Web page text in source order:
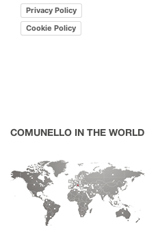
Privacy Policy
Cookie Policy
COMUNELLO IN THE WORLD